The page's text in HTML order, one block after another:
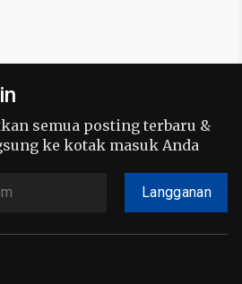
semua posting terbaru &
ke kotak masuk Anda
Langganan